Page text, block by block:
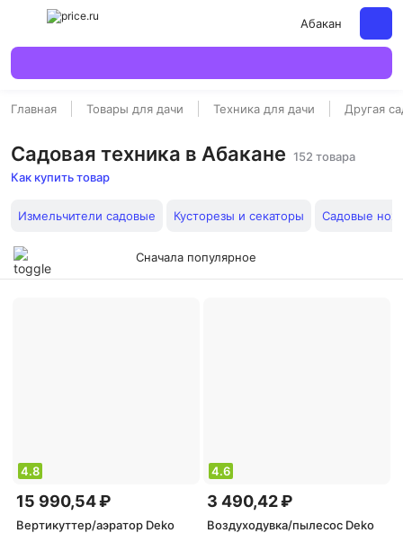
Абакан
Главная Товары для дачи Техника для дачи Другая
Садовая техника в Абакане 152 товара
Как купить товар
Измельчители садовые Кусторезы и секаторы Садовые
Сначала популярное
4.8
15 990,54 ₽
Вертикуттер/аэратор Deko
4.6
3 490,42 ₽
Воздуходувка/пылесос Deko